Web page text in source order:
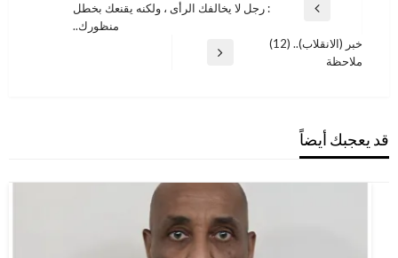
المقالات
المقالة
: رجل لا يخالفك الرأى ، ولكنه يقنعك بخطل
منظورك..
المقالة
خبر (الانقلاب).. (12)
ملاحظة
قد يعجبك أيضاً